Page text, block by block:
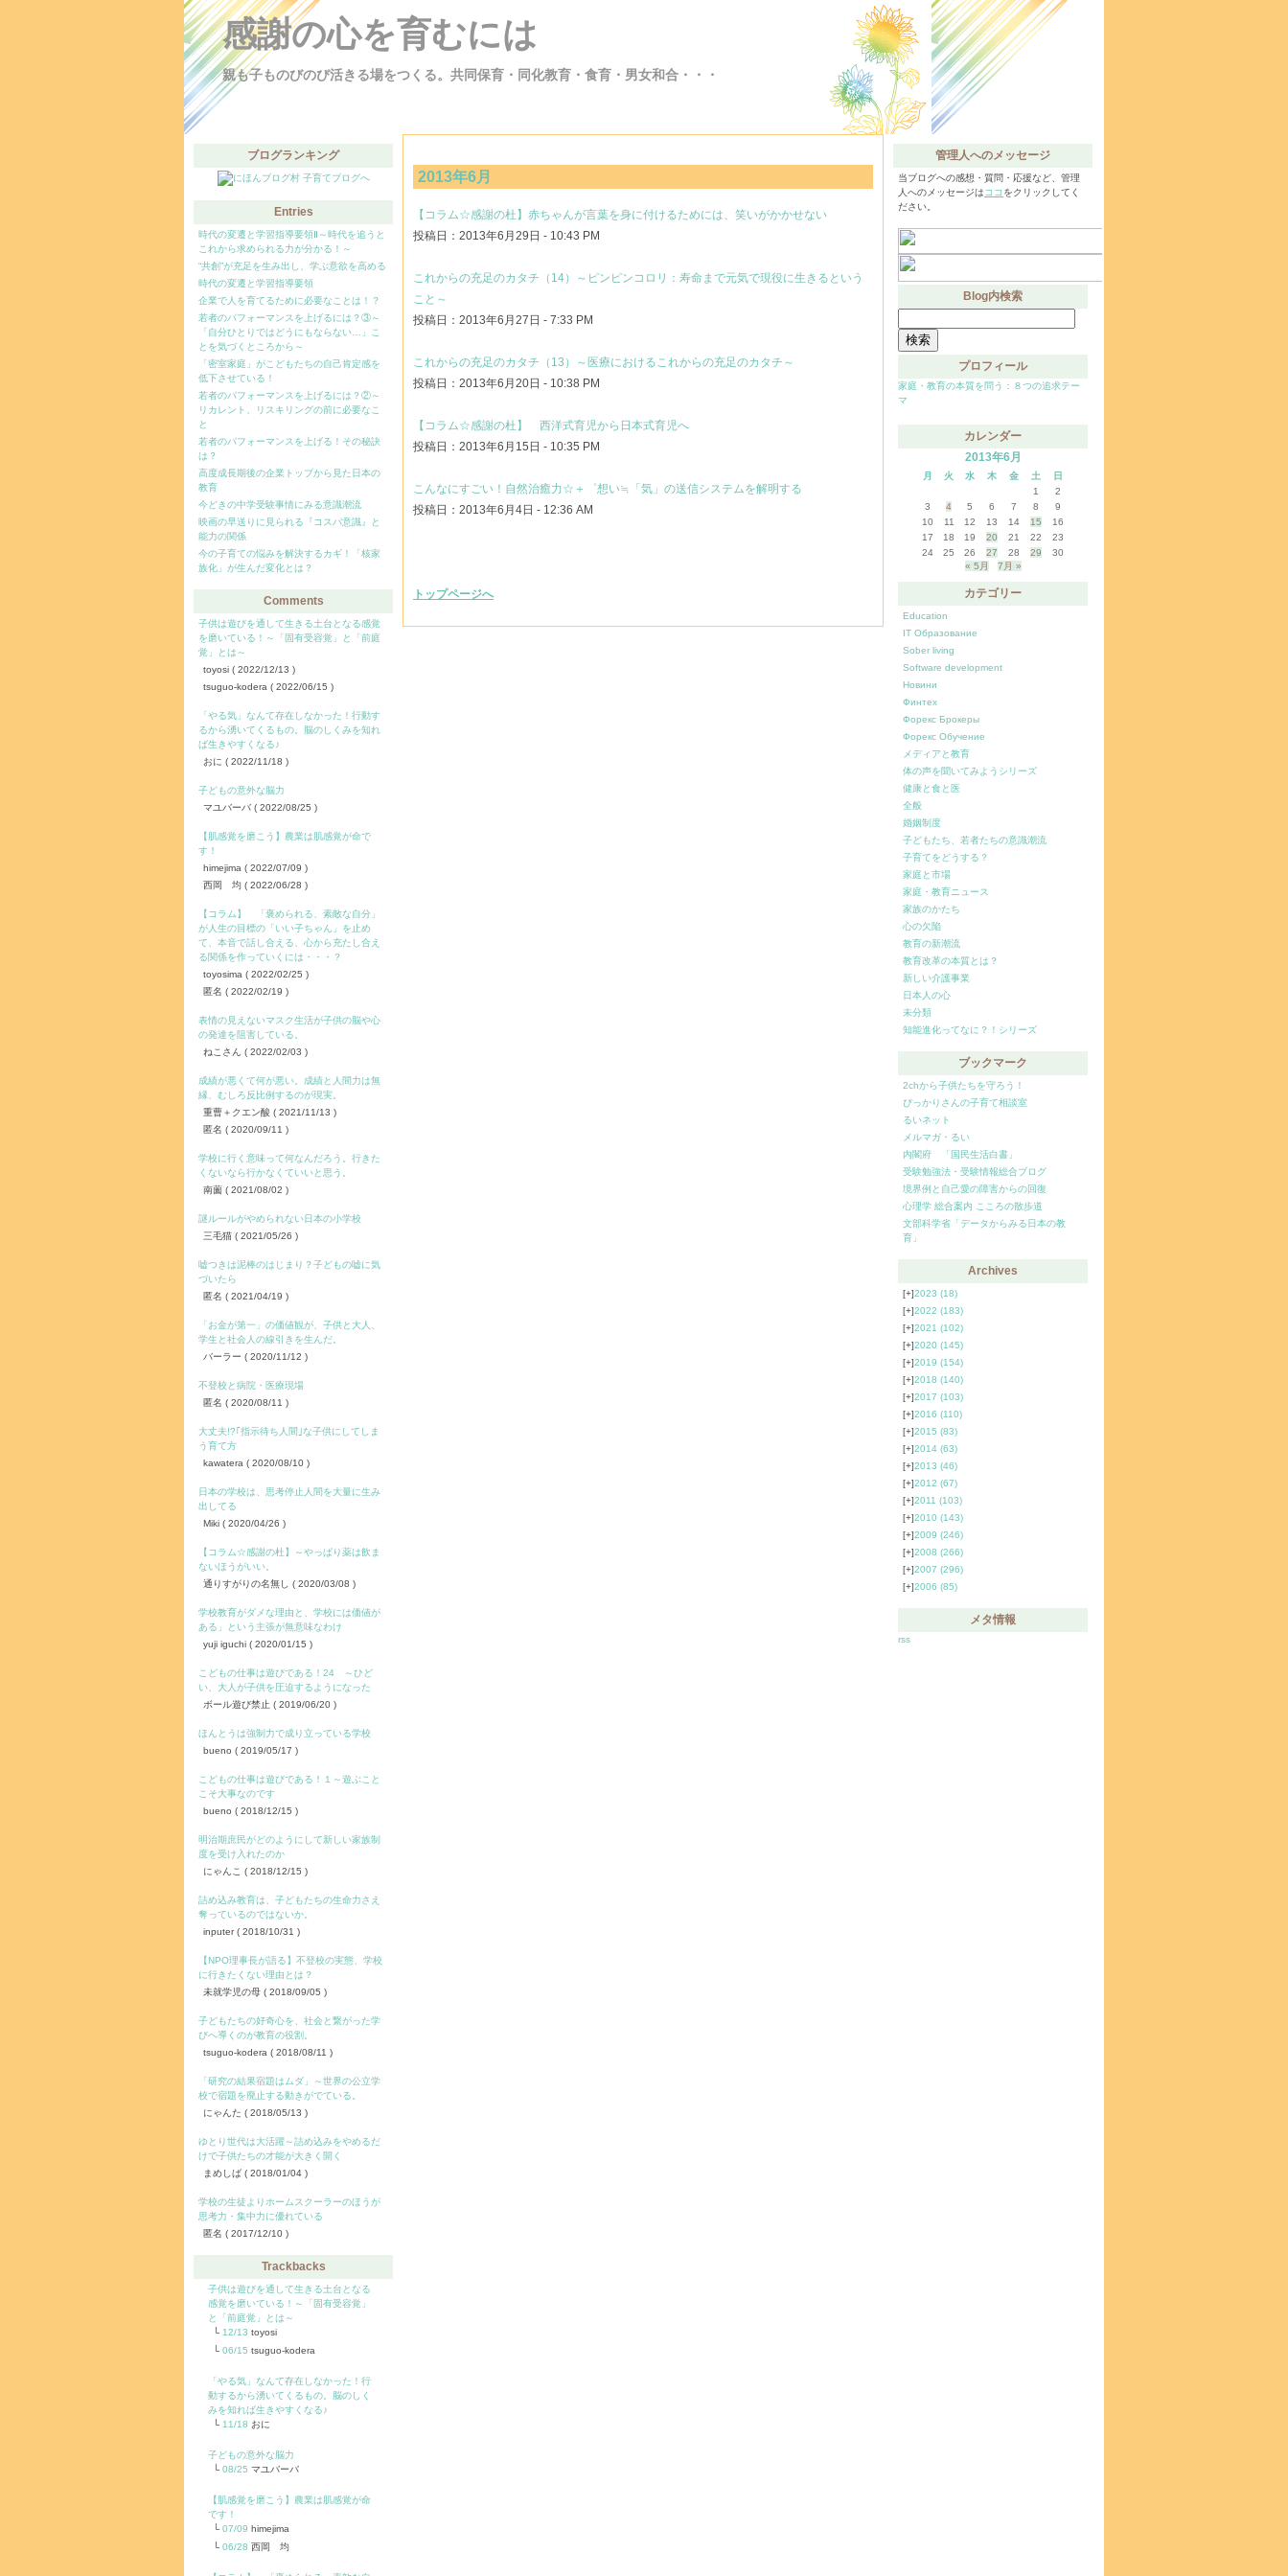
感謝の心を育むには
親も子ものびのび活きる場をつくる。共同保育・同化教育・食育・男女和合・・・
ブログランキング
Entries
時代の変遷と学習指導要領Ⅱ～時代を追うと
これから求められる力が分かる！～
“共創”が充足を生み出し、学ぶ意欲を高める
時代の変遷と学習指導要領
企業で人を育てるために必要なことは！？
若者のパフォーマンスを上げるには？③～
「自分ひとりではどうにもならない…」こ
とを気づくところから～
「密室家庭」がこどもたちの自己肯定感を
低下させている！
若者のパフォーマンスを上げるには？②～
リカレント、リスキリングの前に必要なこ
と
若者のパフォーマンスを上げる！その秘訣
は？
高度成長期後の企業トップから見た日本の
教育
今どきの中学受験事情にみる意識潮流
映画の早送りに見られる『コスパ意識』と
能力の関係
今の子育ての悩みを解決するカギ！「核家
族化」が生んだ変化とは？
Comments
子供は遊びを通して生きる土台となる感覚
を磨いている！～「固有受容覚」と「前庭
覚」とは～
toyosi ( 2022/12/13 )
tsuguo-kodera ( 2022/06/15 )
「やる気」なんて存在しなかった！行動す
るから湧いてくるもの。脳のしくみを知れ
ば生きやすくなる♪
おに ( 2022/11/18 )
子どもの意外な脳力
マユバーバ ( 2022/08/25 )
【肌感覚を磨こう】農業は肌感覚が命で
す！
himejima ( 2022/07/09 )
西岡 均 ( 2022/06/28 )
【コラム】 「褒められる、素敵な自分」
が人生の目標の「いい子ちゃん」を止め
て、本音で話し合える、心から充たし合え
る関係を作っていくには・・・？
toyosima ( 2022/02/25 )
匿名 ( 2022/02/19 )
表情の見えないマスク生活が子供の脳や心
の発達を阻害している。
ねこさん ( 2022/02/03 )
成績が悪くて何が悪い。成績と人間力は無
縁、むしろ反比例するのが現実。
重曹＋クエン酸 ( 2021/11/13 )
匿名 ( 2020/09/11 )
学校に行く意味って何なんだろう。行きた
くないなら行かなくていいと思う。
南薗 ( 2021/08/02 )
謎ルールがやめられない日本の小学校
三毛猫 ( 2021/05/26 )
嘘つきは泥棒のはじまり？子どもの嘘に気
づいたら
匿名 ( 2021/04/19 )
「お金が第一」の価値観が、子供と大人、
学生と社会人の線引きを生んだ。
バーラー ( 2020/11/12 )
不登校と病院・医療現場
匿名 ( 2020/08/11 )
大丈夫!?｢指示待ち人間｣な子供にしてしま
う育て方
kawatera ( 2020/08/10 )
日本の学校は、思考停止人間を大量に生み
出してる
Miki ( 2020/04/26 )
【コラム☆感謝の杜】～やっぱり薬は飲ま
ないほうがいい。
通りすがりの名無し ( 2020/03/08 )
学校教育がダメな理由と、学校には価値が
ある」という主張が無意味なわけ
yuji iguchi ( 2020/01/15 )
こどもの仕事は遊びである！24 ～ひど
い、大人が子供を圧迫するようになった
ボール遊び禁止 ( 2019/06/20 )
ほんとうは強制力で成り立っている学校
bueno ( 2019/05/17 )
こどもの仕事は遊びである！１～遊ぶこと
こそ大事なのです
bueno ( 2018/12/15 )
明治期庶民がどのようにして新しい家族制
度を受け入れたのか
にゃんこ ( 2018/12/15 )
詰め込み教育は、子どもたちの生命力さえ
奪っているのではないか。
inputer( 2018/10/31 )
【NPO理事長が語る】不登校の実態、学校
に行きたくない理由とは？
未就学児の母 ( 2018/09/05 )
子どもたちの好奇心を、社会と繋がった学
びへ導くのが教育の役割。
tsuguo-kodera ( 2018/08/11 )
「研究の結果宿題はムダ」～世界の公立学
校で宿題を廃止する動きがでている。
にゃんた ( 2018/05/13 )
ゆとり世代は大活躍～詰め込みをやめるだ
けで子供たちの才能が大きく開く
まめしば ( 2018/01/04 )
学校の生徒よりホームスクーラーのほうが
思考力・集中力に優れている
匿名 ( 2017/12/10 )
Trackbacks
子供は遊びを通して生きる土台となる
感覚を磨いている！～「固有受容覚」
と「前庭覚」とは～
12/13 toyosi
06/15 tsuguo-kodera
「やる気」なんて存在しなかった！行
動するから湧いてくるもの。脳のしく
みを知れば生きやすくなる♪
11/18 おに
子どもの意外な脳力
08/25 マユバーバ
【肌感覚を磨こう】農業は肌感覚が命
です！
07/09 himejima
06/28 西岡 均
2013年6月
【コラム☆感謝の杜】赤ちゃんが言葉を身に付けるためには、笑いがかかせない
投稿日：2013年6月29日 - 10:43 PM
これからの充足のカタチ（14）～ピンピンコロリ：寿命まで元気で現役に生きるという
こと～
投稿日：2013年6月27日 - 7:33 PM
これからの充足のカタチ（13）～医療におけるこれからの充足のカタチ～
投稿日：2013年6月20日 - 10:38 PM
【コラム☆感謝の杜】 西洋式育児から日本式育児へ
投稿日：2013年6月15日 - 10:35 PM
こんなにすごい！自然治癒力☆＋゜想い≒「気」の送信システムを解明する
投稿日：2013年6月4日 - 12:36 AM
トップページへ
管理人へのメッセージ
当ブログへの感想・質問・応援など、管理
人へのメッセージはココ をクリックしてく
ださい。
Blog内検索
索:
プロフィール
家庭・教育の本質を問う：８つの追求テー
マ
カレンダー
2013年6月
月 火 水 木 金 土
日
1
2
3
4 5 6 7 8
9
10
11 12 13 14 15
16
17
18 19 20 21 22
23
24
25 26 27 28 29
30
« 5月
7月 »
カテゴリー
Education
IT Образование
Sober living
Software development
Новини
Финтех
Форекс Брокеры
Форекс Обучение
メディアと教育
体の声を聞いてみようシリーズ
健康と食と医
全般
婚姻制度
子どもたち、若者たちの意識潮流
子育てをどうする？
家庭と市場
家庭・教育ニュース
家族のかたち
心の欠陥
教育の新潮流
教育改革の本質とは？
新しい介護事業
日本人の心
未分類
知能進化ってなに？！シリーズ
ブックマーク
2chから子供たちを守ろう！
ぴっかりさんの子育て相談室
るいネット
メルマガ・るい
内閣府 「国民生活白書」
受験勉強法・受験情報総合ブログ
境界例と自己愛の障害からの回復
心理学 総合案内 こころの散歩道
文部科学省「データからみる日本の教
育」
Archives
[+]2023 (18)
[+]2022 (183)
[+]2021 (102)
[+]2020 (145)
[+]2019 (154)
[+]2018 (140)
[+]2017 (103)
[+]2016 (110)
[+]2015 (83)
[+]2014 (63)
[+]2013 (46)
[+]2012 (67)
[+]2011 (103)
[+]2010 (143)
[+]2009 (246)
[+]2008 (266)
[+]2007 (296)
[+]2006 (85)
メタ情報
rss